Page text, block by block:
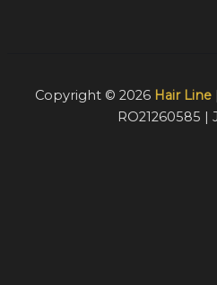
Copyright © 2026 Hair Line
RO21260585 |